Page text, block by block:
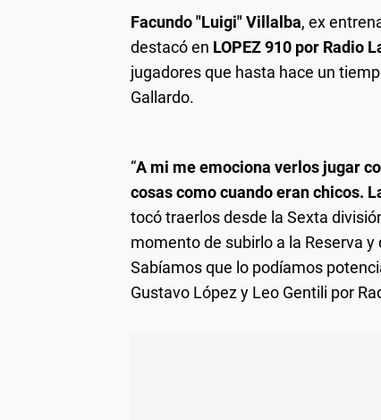
Facundo "Luigi" Villalba, ex
destacó en LOPEZ 910 por Radio
jugadores que hasta hace un
Gallardo.
“A mi me emociona verlos jugar
cosas como cuando eran chicos.
tocó traerlos desde la Sexta
momento de subirlo a la Reserva
Sabíamos que lo podíamos
Gustavo López y Leo Gentili por